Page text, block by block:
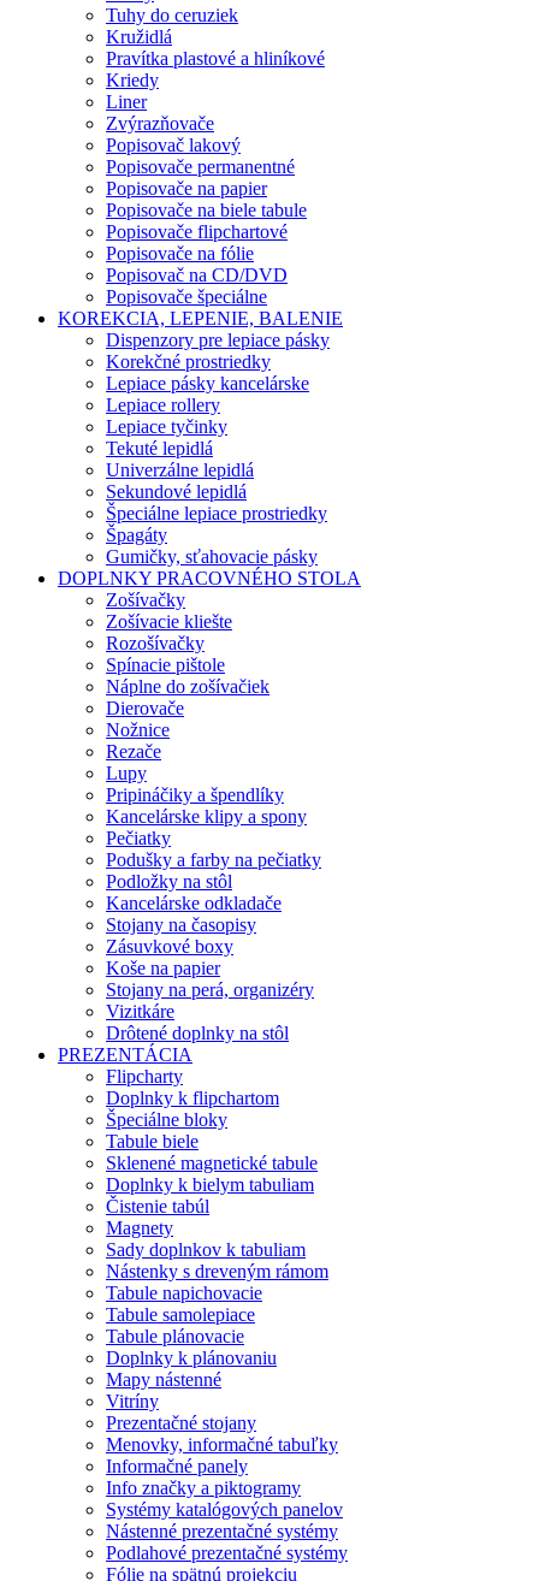
Tuhy do ceruziek
Kružidlá
Pravítka plastové a hliníkové
Kriedy
Liner
Zvýrazňovače
Popisovač lakový
Popisovače permanentné
Popisovače na papier
Popisovače na biele tabule
Popisovače flipchartové
Popisovače na fólie
Popisovač na CD/DVD
Popisovače špeciálne
KOREKCIA, LEPENIE, BALENIE
Dispenzory pre lepiace pásky
Korekčné prostriedky
Lepiace pásky kancelárske
Lepiace rollery
Lepiace tyčinky
Tekuté lepidlá
Univerzálne lepidlá
Sekundové lepidlá
Špeciálne lepiace prostriedky
Špagáty
Gumičky, sťahovacie pásky
DOPLNKY PRACOVNÉHO STOLA
Zošívačky
Zošívacie kliešte
Rozošívačky
Spínacie pištole
Náplne do zošívačiek
Dierovače
Nožnice
Rezače
Lupy
Pripináčiky a špendlíky
Kancelárske klipy a spony
Pečiatky
Podušky a farby na pečiatky
Podložky na stôl
Kancelárske odkladače
Stojany na časopisy
Zásuvkové boxy
Koše na papier
Stojany na perá, organizéry
Vizitkáre
Drôtené doplnky na stôl
PREZENTÁCIA
Flipcharty
Doplnky k flipchartom
Špeciálne bloky
Tabule biele
Sklenené magnetické tabule
Doplnky k bielym tabuliam
Čistenie tabúl
Magnety
Sady doplnkov k tabuliam
Nástenky s dreveným rámom
Tabule napichovacie
Tabule samolepiace
Tabule plánovacie
Doplnky k plánovaniu
Mapy nástenné
Vitríny
Prezentačné stojany
Menovky, informačné tabuľky
Informačné panely
Info značky a piktogramy
Systémy katalógových panelov
Nástenné prezentačné systémy
Podlahové prezentačné systémy
Fólie na spätnú projekciu